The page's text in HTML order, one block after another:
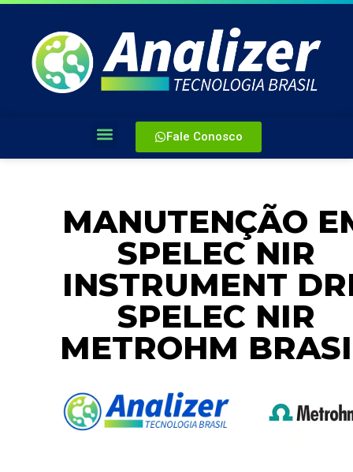
Fale Conosco
MANUTENÇÃO
SPELEC NIR
INSTRUMENT
SPELEC NIR
METROHM